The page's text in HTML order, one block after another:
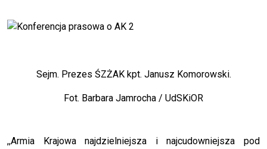
Sejm. Prezes ŚZŻAK kpt. Janusz Komorowski.
Fot. Barbara Jamrocha / UdSKiOR
,,Armia Krajowa najdzielniejsza i najcudowniejsza pod